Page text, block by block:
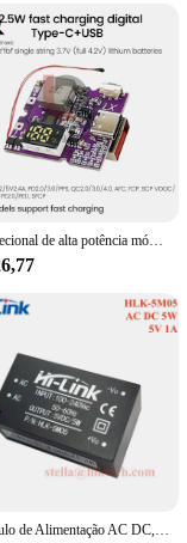
power distribution
choice for both
Bidirecional de alta potência móvel módulo placa de circuito, DIY mãe assentamento, carregamento rápido, 22.5W, PD3.0, PD2.0
Módulo de Alimentação AC DC, Interruptor CE, FCC, HLK-5M12, HLK-5M05, HLK-5M24, HLK-5M03, HLK-5M09,, Original 5W, 220V a 3.3V, 5V, 9V, 12V, 15V, 24V